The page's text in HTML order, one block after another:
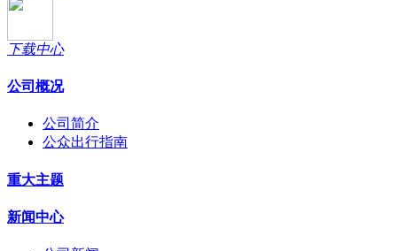
下载中心
公司概况
公司简介
公众出行指南
重大主题
新闻中心